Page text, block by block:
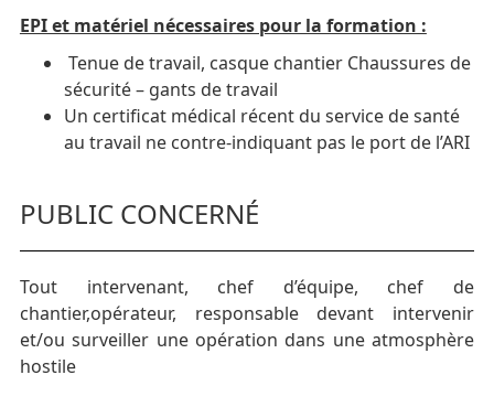
EPI et matériel nécessaires pour la formation :
Tenue de travail, casque chantier Chaussures de
sécurité – gants de travail
Un certificat médical récent du service de santé
au travail ne contre-indiquant pas le port de l’ARI
PUBLIC CONCERNÉ
Tout intervenant, chef d’équipe, chef de
chantier,opérateur, responsable devant intervenir
et/ou surveiller une opération dans une atmosphère
hostile